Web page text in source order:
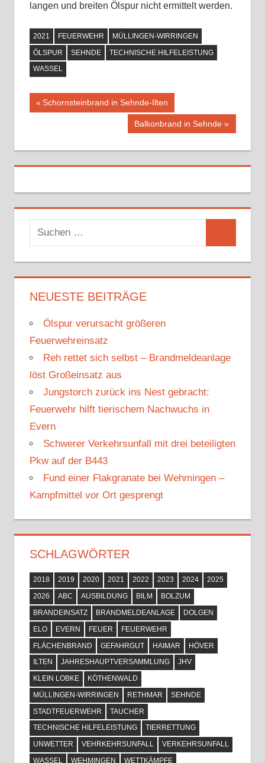
langen und breiten Ölspur nicht ermittelt werden.
2021 FEUERWEHR
MÜLLINGEN-WIRRINGEN
ÖLSPUR
SEHNDE
TECHNISCHE HILFELEISTUNG
WASSEL
Beitragsnavigation
Vorheriger
Schornsteinbrand in Sehnde-Ilten
Nächster
Balkonbrand in Sehnde
u
c
h
e
a
h
c
NEUESTE BEITRÄGE
Ölspur verursacht größeren
Feuerwehreinsatz
Reh rettet sich selbst – Brandmeldeanlage
löst Großeinsatz aus
Jungstorch zurück ins Nest gebracht:
Feuerwehr hilft tierischem Nachwuchs in
Evern
Schwerer Verkehrsunfall mit drei beteiligten
Pkw auf der B443
Fund einer Flakgranate bei Wehmingen –
Kampfmittel vor Ort gesprengt
SCHLAGWÖRTER
2018 2019 2020 2021 2022 2023 2024
2025
2026
ABC AUSBILDUNG BILM
BOLZUM
BRANDEINSATZ
BRANDMELDEANLAGE
DOLGEN
ELO
EVERN FEUER
FEUERWEHR
FLÄCHENBRAND
GEFAHRGUT HAIMAR
HÖVER
ILTEN
JAHRESHAUPTVERSAMMLUNG
JHV
KLEIN LOBKE
KÖTHENWALD
MÜLLINGEN-WIRRINGEN
RETHMAR
SEHNDE
STADTFEUERWEHR
TAUCHER
TECHNISCHE HILFELEISTUNG
TIERRETTUNG
UNWETTER
VEHRKEHRSUNFALL
VERKEHRSUNFALL
WASSEL
WEHMINGEN WETTKÄMPFE